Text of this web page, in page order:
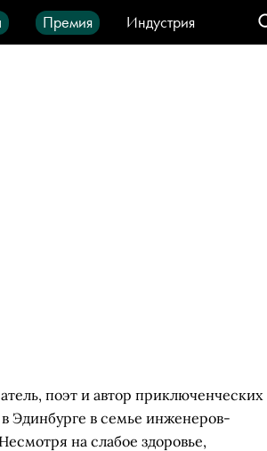
Премия
Индустрия
IT-продукты
поэт и автор приключенческих
Эдинбурге в семье инженеров-
на слабое здоровье,